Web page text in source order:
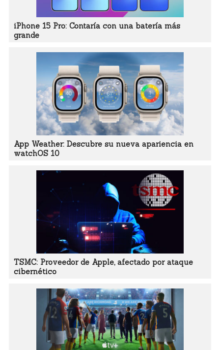
iPhone 15 Pro: Contaría con una batería más
grande
App Weather: Descubre su nueva apariencia en
watchOS 10
TSMC: Proveedor de Apple, afectado por ataque
cibernético